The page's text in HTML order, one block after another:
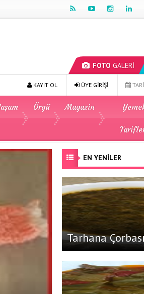
FOTO GALERİ
Tarhana Çorbası Yeşil
ÜYE GİRİŞİ
KAYIT OL
Örgü Magazin
EN YENİLER
Tarhana